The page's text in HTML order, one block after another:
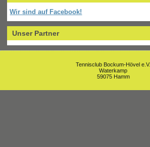
Wir sind auf Facebook!
Unser Partner
Tennisclub Bockum-Hövel e.V.
Waterkamp
59075 Hamm